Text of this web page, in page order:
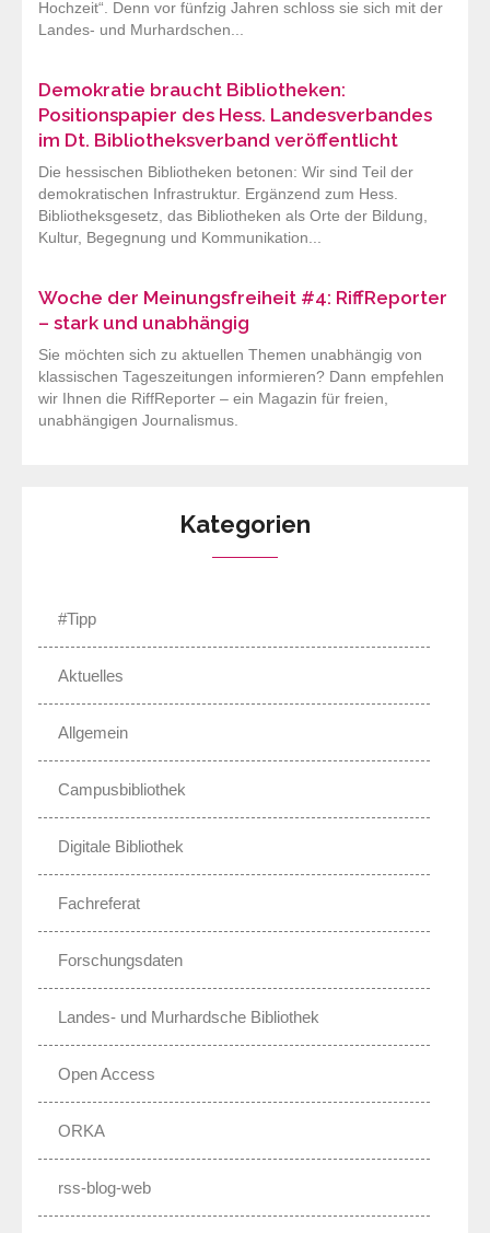
Hochzeit“. Denn vor fünfzig Jahren schloss sie sich mit der
Landes- und Murhardschen...
Demokratie braucht Bibliotheken:
Positionspapier des Hess. Landesverbandes
im Dt. Bibliotheksverband veröffentlicht
Die hessischen Bibliotheken betonen: Wir sind Teil der
demokratischen Infrastruktur. Ergänzend zum Hess.
Bibliotheksgesetz, das Bibliotheken als Orte der Bildung,
Kultur, Begegnung und Kommunikation...
Woche der Meinungsfreiheit #4: RiffReporter
– stark und unabhängig
Sie möchten sich zu aktuellen Themen unabhängig von
klassischen Tageszeitungen informieren? Dann empfehlen
wir Ihnen die RiffReporter – ein Magazin für freien,
unabhängigen Journalismus.
Kategorien
#Tipp
Aktuelles
Allgemein
Campusbibliothek
Digitale Bibliothek
Fachreferat
Forschungsdaten
Landes- und Murhardsche Bibliothek
Open Access
ORKA
rss-blog-web